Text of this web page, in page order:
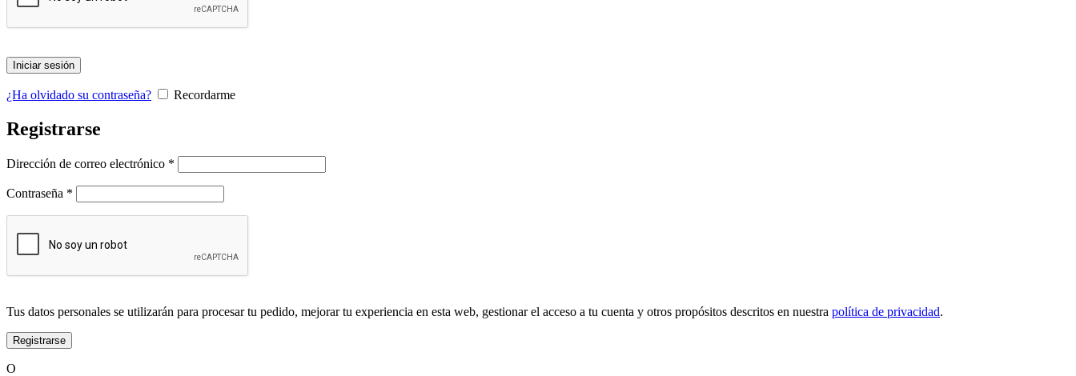
Iniciar sesión
¿Ha olvidado su contraseña? Recordarme
Registrarse
Dirección de correo electrónico *
Contraseña *
Tus datos personales se utilizarán para procesar tu pedido, mejorar tu experiencia en esta web, gestionar el acceso a tu cuenta y otros propósitos descritos en nuestra política de privacidad.
Registrarse
O